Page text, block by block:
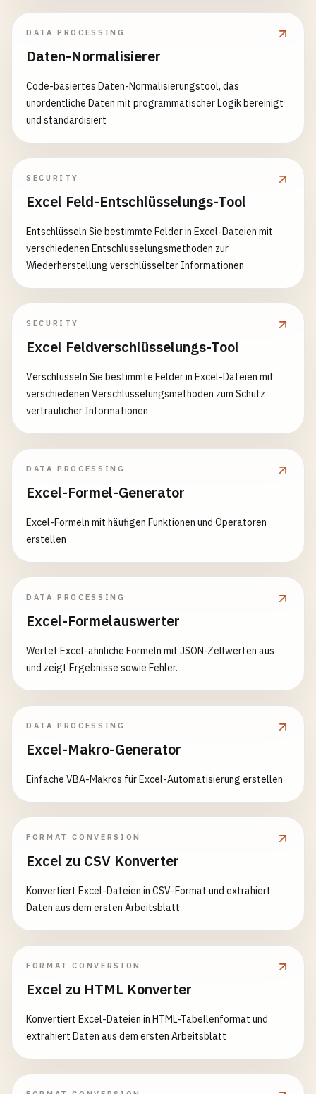
DATA PROCESSING
Daten-Normalisierer
Code-basiertes Daten-Normalisierungstool, das
unordentliche Daten mit programmatischer Logik bereinigt
und standardisiert
SECURITY
Excel Feld-Entschlüsselungs-Tool
Entschlüsseln Sie bestimmte Felder in Excel-Dateien mit
verschiedenen Entschlüsselungsmethoden zur
Wiederherstellung verschlüsselter Informationen
SECURITY
Excel Feldverschlüsselungs-Tool
Verschlüsseln Sie bestimmte Felder in Excel-Dateien mit
verschiedenen Verschlüsselungsmethoden zum Schutz
vertraulicher Informationen
DATA PROCESSING
Excel-Formel-Generator
Excel-Formeln mit häufigen Funktionen und Operatoren
erstellen
DATA PROCESSING
Excel-Formelauswerter
Wertet Excel-ahnliche Formeln mit JSON-Zellwerten aus
und zeigt Ergebnisse sowie Fehler.
DATA PROCESSING
Excel-Makro-Generator
Einfache VBA-Makros für Excel-Automatisierung erstellen
FORMAT CONVERSION
Excel zu CSV Konverter
Konvertiert Excel-Dateien in CSV-Format und extrahiert
Daten aus dem ersten Arbeitsblatt
FORMAT CONVERSION
Excel zu HTML Konverter
Konvertiert Excel-Dateien in HTML-Tabellenformat und
extrahiert Daten aus dem ersten Arbeitsblatt